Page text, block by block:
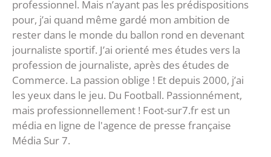
professionnel. Mais n’ayant pas les prédispositions
pour, j’ai quand même gardé mon ambition de
rester dans le monde du ballon rond en devenant
journaliste sportif. J’ai orienté mes études vers la
profession de journaliste, après des études de
Commerce. La passion oblige ! Et depuis 2000, j’ai
les yeux dans le jeu. Du Football. Passionnément,
mais professionnellement ! Foot-sur7.fr est un
média en ligne de l'agence de presse française
Média Sur 7.